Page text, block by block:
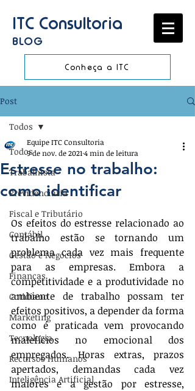
ITC Consultoria
BLOG
Conheça a ITC
Post
Todos
Trabalhista
Previdenciária
Fiscal e Tributário
Contábil
Gestão e Negócios
Finanças
Cotidiano
Marketing
Tecnologia
Recursos Humanos
Inteligência Artificial
Todos
Estresse no trabalho:
como identificar
Equipe ITC Consultoria
9 de nov. de 2021 4 min de leitura
Os efeitos do estresse relacionado ao
trabalho estão se tornando um
problema cada vez mais frequente
para as empresas. Embora a
competitividade e a produtividade no
ambiente de trabalho possam ter
efeitos positivos, a depender da forma
como é praticada vem provocando
malefícios no emocional dos
empregados. Horas extras, prazos
apertados, demandas cada vez
maiores e a gestão por estresse,